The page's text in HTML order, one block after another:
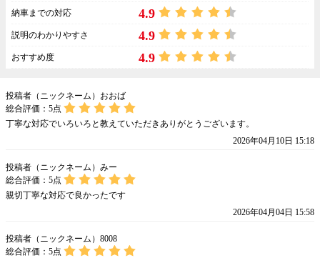
納車までの対応 4.9
説明のわかりやすさ 4.9
おすすめ度 4.9
投稿者（ニックネーム）おおば
総合評価： 5点
丁寧な対応でいろいろと教えていただきありがとうございます。
2026年04月10日 15:18
投稿者（ニックネーム）みー
総合評価： 5点
親切丁寧な対応で良かったです
2026年04月04日 15:58
投稿者（ニックネーム）8008
総合評価： 5点